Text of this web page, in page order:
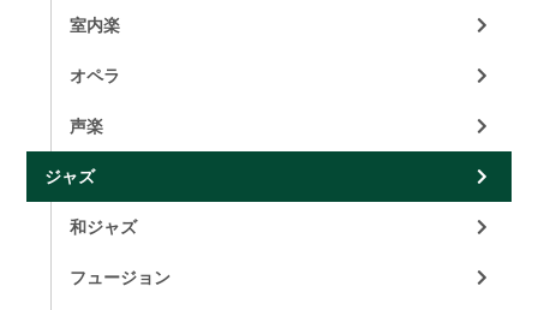
室内楽
オペラ
声楽
ジャズ
和ジャズ
フュージョン